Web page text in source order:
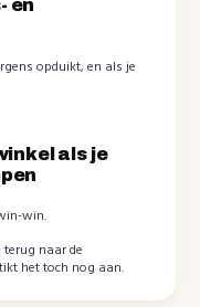
en
opduikt, en als je
als je
win.
naar de
het toch nog aan.